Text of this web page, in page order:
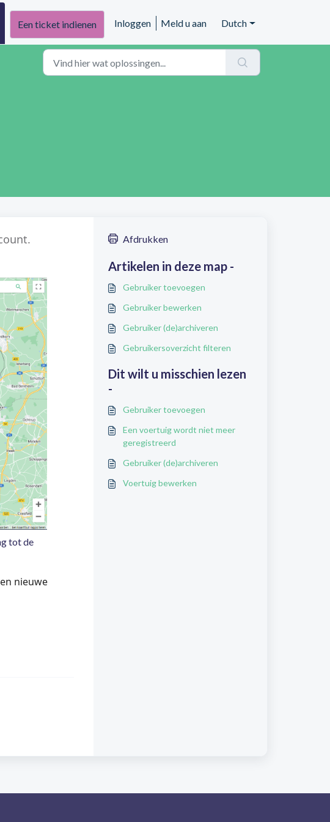
Een ticket indienen Inloggen Meld u aan Dutch
tot de
nieuwe
Afdrukken
Artikelen in deze map -
Gebruiker toevoegen
Gebruiker bewerken
Gebruiker (de)archiveren
Gebruikersoverzicht filteren
Dit wilt u misschien lezen
-
Gebruiker toevoegen
Een voertuig wordt niet meer
geregistreerd
Gebruiker (de)archiveren
Voertuig bewerken